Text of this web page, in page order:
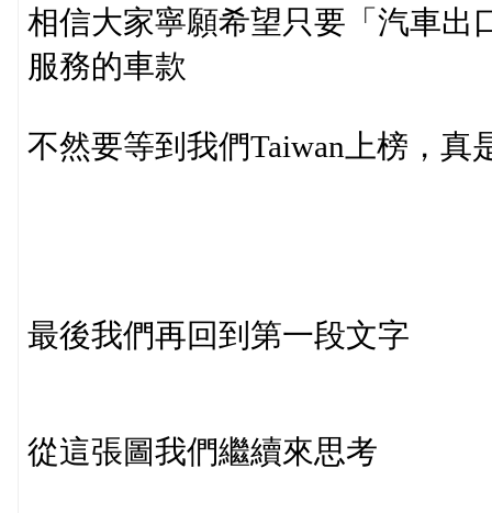
相信大家寧願希望只要「汽車出
服務的車款
不然要等到我們Taiwan上榜，真
最後我們再回到第一段文字
從這張圖我們繼續來思考